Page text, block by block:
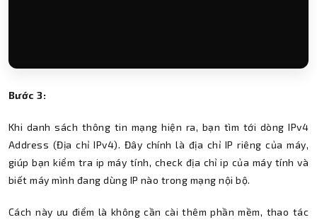
Bước 3:
Khi danh sách thông tin mạng hiện ra, bạn tìm tới dòng IPv4
Address (Địa chỉ IPv4). Đây chính là địa chỉ IP riêng của máy,
giúp bạn kiểm tra ip máy tính, check địa chỉ ip của máy tính và
biết máy mình đang dùng IP nào trong mạng nội bộ.
Cách này ưu điểm là không cần cài thêm phần mềm, thao tác